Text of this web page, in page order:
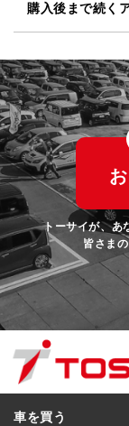
購入後まで続く
トーサイが、あ
皆さま
車を買う